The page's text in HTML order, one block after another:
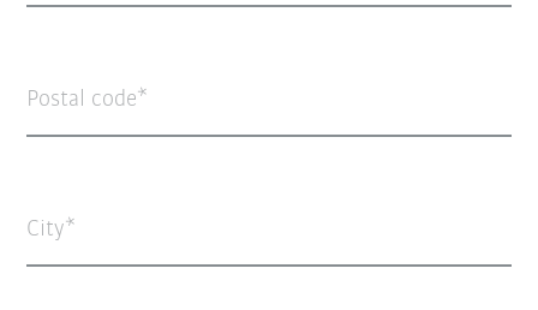
Postal code
City